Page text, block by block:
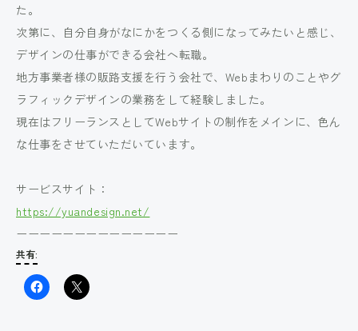
た。
次第に、自分自身がなにかをつくる側になってみたいと感じ、
デザインの仕事ができる会社へ転職。
地方事業者様の販路支援を行う会社で、Webまわりのことやグ
ラフィックデザインの業務をして経験しました。
現在はフリーランスとしてWebサイトの制作をメインに、色ん
な仕事をさせていただいています。
サービスサイト：
https://yuandesign.net/
ーーーーーーーーーーーーーー
共有: